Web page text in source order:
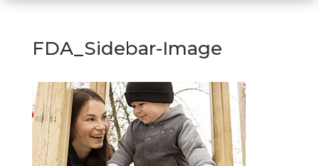
FDA_Sidebar-Image